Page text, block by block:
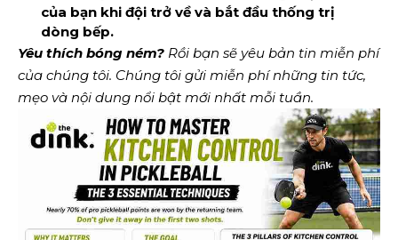
của bạn khi đội trở về và bắt đầu thống trị
dòng bếp.
Yêu thích bóng ném? Rồi bạn sẽ yêu bản tin miễn phí
của chúng tôi. Chúng tôi gửi miễn phí những tin tức,
mẹo và nội dung nổi bật mới nhất mỗi tuần.